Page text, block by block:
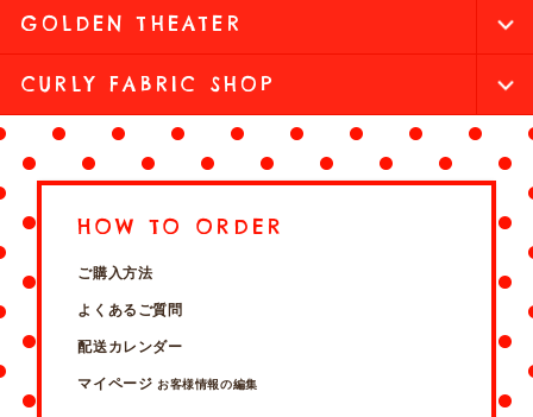
GOLDEN THEATER
CURLY FABRIC SHOP
HOW TO ORDER
ご購入方法
よくあるご質問
配送カレンダー
マイページ お客様情報の編集